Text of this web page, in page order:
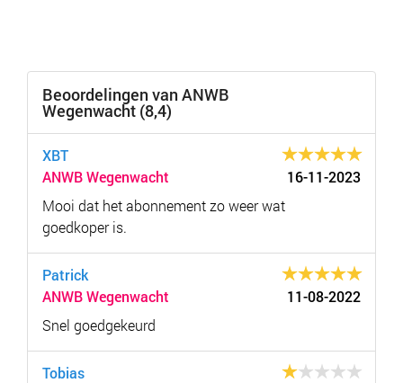
Beoordelingen van ANWB
Wegenwacht (8,4)
XBT
ANWB Wegenwacht
16-11-2023
Mooi dat het abonnement zo weer wat
goedkoper is.
Patrick
ANWB Wegenwacht
11-08-2022
Snel goedgekeurd
Tobias